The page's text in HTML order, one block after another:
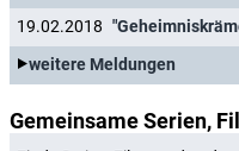
19.02.2018
weitere Meldungen
Gemeinsame Serien,